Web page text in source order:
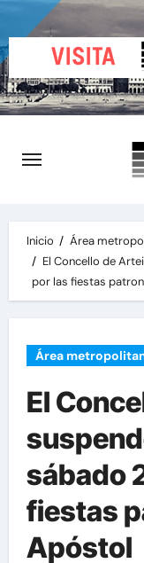
al
contenido
Inicio
Área
El Concello de
por las fiestas
Área
El
sábado
fiestas
Apóstol